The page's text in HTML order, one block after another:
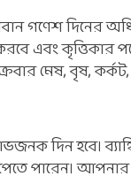
গণেশ দিনের
এবং কৃত্তিকার
মেষ, বৃষ,
দিন হবে।
পারেন। আপনার